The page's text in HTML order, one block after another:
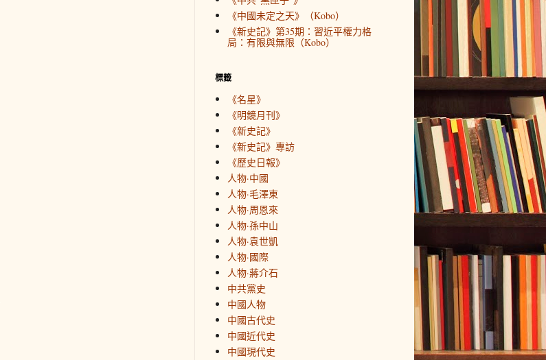
《中國未定之天》（Kobo）
《新史記》第35期：習近平權力格
局：有限與無限（Kobo）
標籤
《名星》
《明鏡月刊》
《新史記》
《新史記》專訪
《歷史日報》
人物·中國
人物·毛澤東
人物·周恩來
人物·孫中山
人物·袁世凱
人物·國際
人物·蔣介石
中共黨史
中國人物
中國古代史
中國近代史
中國現代史